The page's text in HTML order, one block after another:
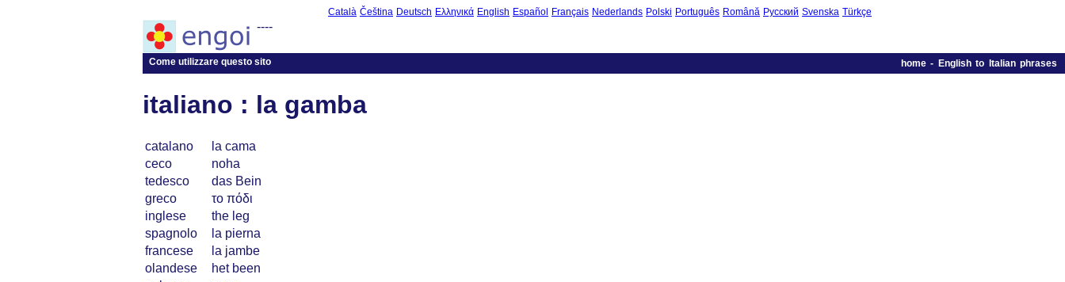
Català Čeština Deutsch Ελληνικά English Español Français Nederlands Polski Português Română Русский Svenska Türkçe
----
Come utilizzare questo sito home- English to Italian phrases
italiano : la gamba
catalano
la cama
ceco
noha
tedesco
das Bein
greco
το πόδι
inglese
the leg
spagnolo
la pierna
francese
la jambe
olandese
het been